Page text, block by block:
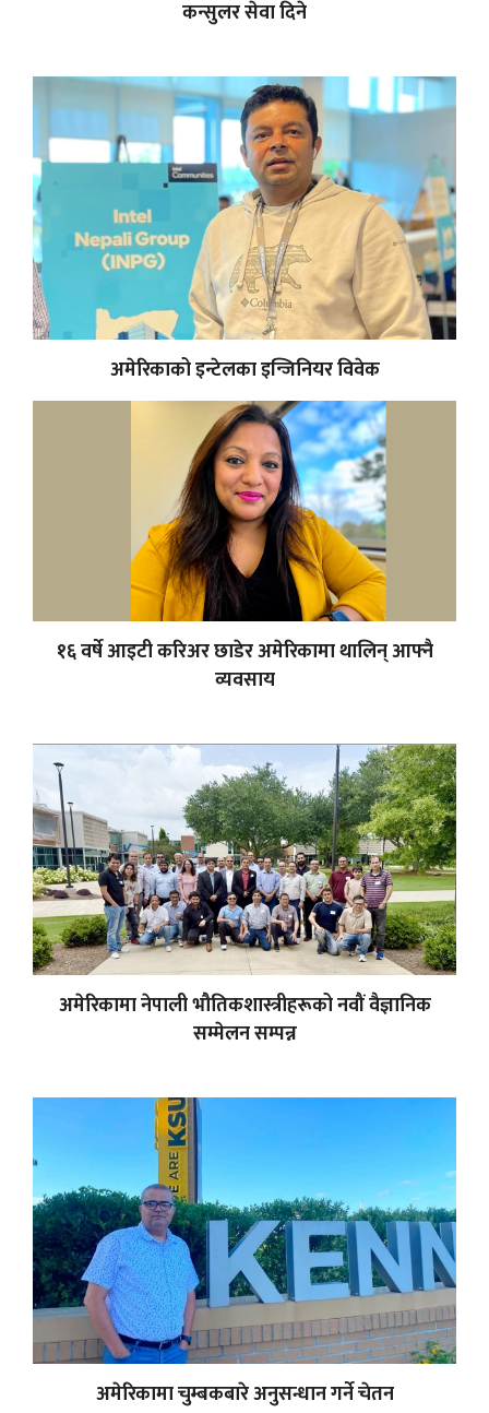
कन्सुलर सेवा दिने
अमेरिकाको इन्टेलका इन्जिनियर विवेक
१६ वर्षे आइटी करिअर छाडेर अमेरिकामा थालिन् आफ्नै
व्यवसाय
अमेरिकामा नेपाली भौतिकशास्त्रीहरूको नवौं वैज्ञानिक
सम्मेलन सम्पन्न
अमेरिकामा चुम्बकबारे अनुसन्धान गर्ने चेतन